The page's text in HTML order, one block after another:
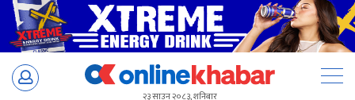
Skip
२३ साउन २०८३, शनिबार